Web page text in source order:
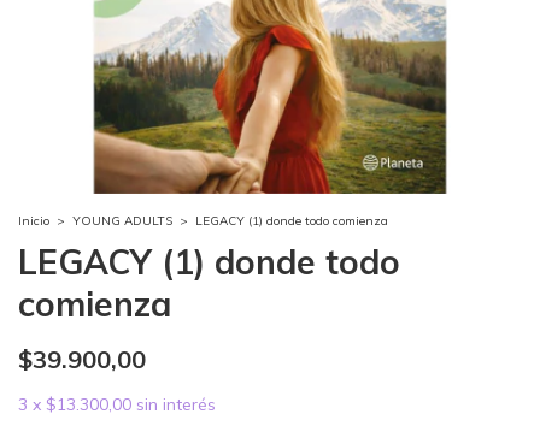
Inicio > YOUNG ADULTS > LEGACY (1) donde todo comienza
LEGACY (1) donde todo
comienza
$39.900,00
3 x $13.300,00 sin interés